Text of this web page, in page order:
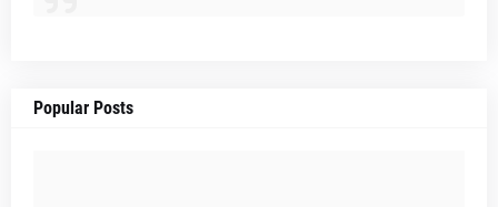
Popular Posts